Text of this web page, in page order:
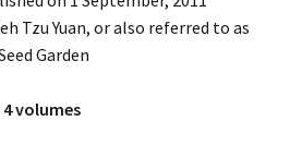
Tzu Yuan, or also referred to as
Garden
volumes